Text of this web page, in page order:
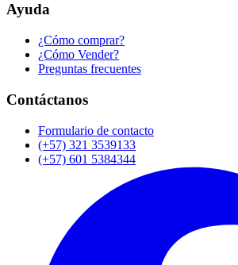
Ayuda
¿Cómo comprar?
¿Cómo Vender?
Preguntas frecuentes
Contáctanos
Formulario de contacto
(+57) 321 3539133
(+57) 601 5384344